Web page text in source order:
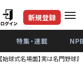
新規登録
特集・連載
【始球式名場面】実は名門野球